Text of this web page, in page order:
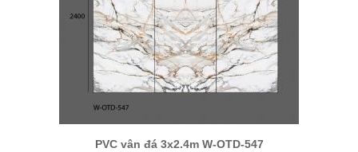
PVC vân đá 3x2.4m W-OTD-547